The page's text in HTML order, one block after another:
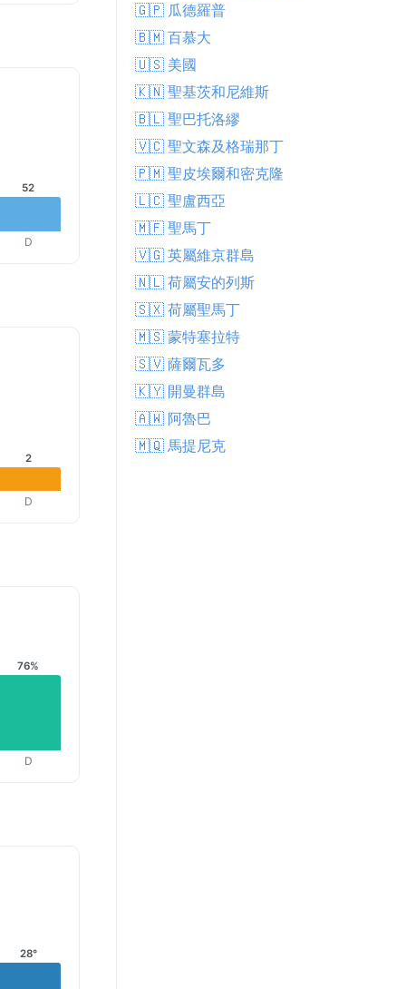
52
D
2
D
76%
D
28°
🇬🇵 瓜德羅普
🇧🇲 百慕大
🇺🇸 美國
🇰🇳 聖基茨和尼維斯
🇧🇱 聖巴托洛繆
🇻🇨 聖文森及格瑞那丁
🇵🇲 聖皮埃爾和密克隆
🇱🇨 聖盧西亞
🇲🇫 聖馬丁
🇻🇬 英屬維京群島
🇳🇱 荷屬安的列斯
🇸🇽 荷屬聖馬丁
🇲🇸 蒙特塞拉特
🇸🇻 薩爾瓦多
🇰🇾 開曼群島
🇦🇼 阿魯巴
🇲🇶 馬提尼克